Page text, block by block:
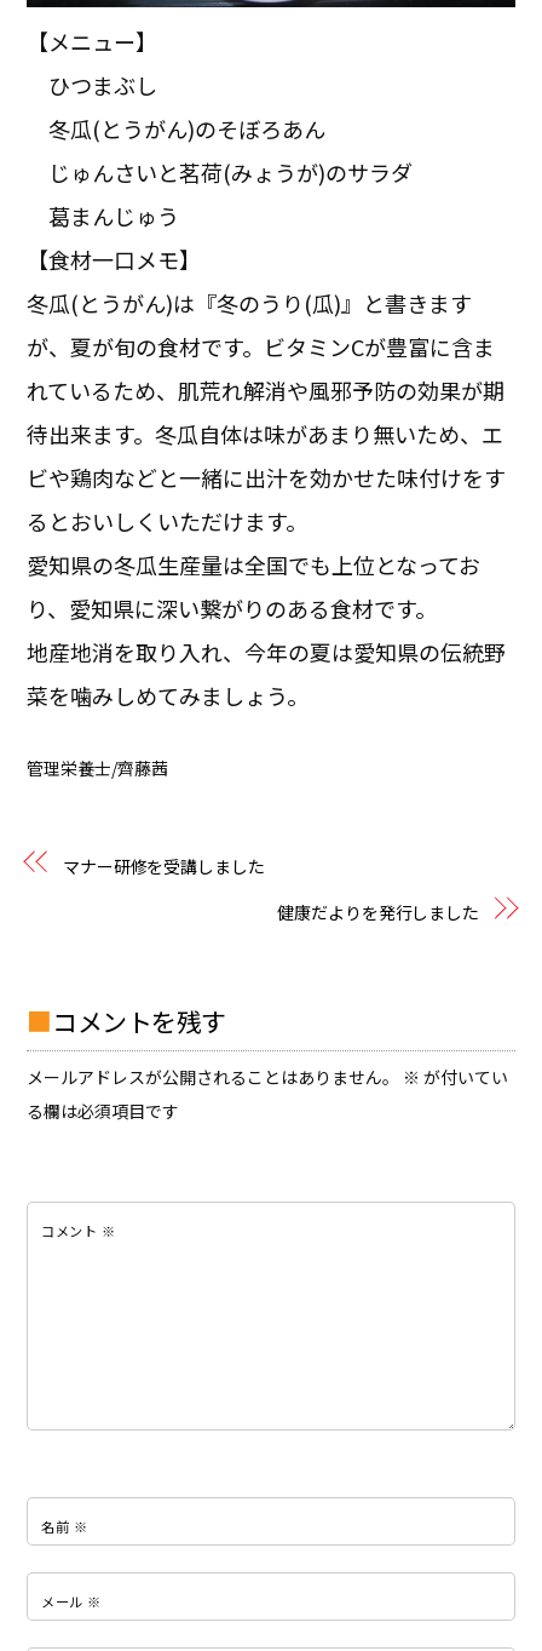
【メニュー】
ひつまぶし
冬瓜(とうがん)のそぼろあん
じゅんさいと茗荷(みょうが)のサラダ
葛まんじゅう
【食材一口メモ】
冬瓜(とうがん)は『冬のうり(瓜)』と書きます
が、夏が旬の食材です。ビタミンCが豊富に含ま
れているため、肌荒れ解消や風邪予防の効果が期
待出来ます。冬瓜自体は味があまり無いため、エ
ビや鶏肉などと一緒に出汁を効かせた味付けをす
るとおいしくいただけます。
愛知県の冬瓜生産量は全国でも上位となってお
り、愛知県に深い繋がりのある食材です。
地産地消を取り入れ、今年の夏は愛知県の伝統野
菜を噛みしめてみましょう。
管理栄養士/齊藤茜
マナー研修を受講しました
健康だよりを発行しました
コメントを残す
メールアドレスが公開されることはありません。 ※ が付いてい
る欄は必須項目です
コメント ※
名前 ※
メール ※